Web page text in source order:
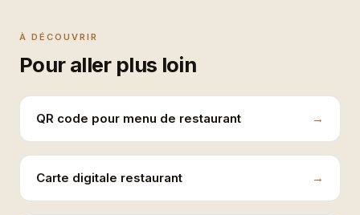
À DÉCOUVRIR
Pour aller plus loin
QR code pour menu de restaurant
Carte digitale restaurant